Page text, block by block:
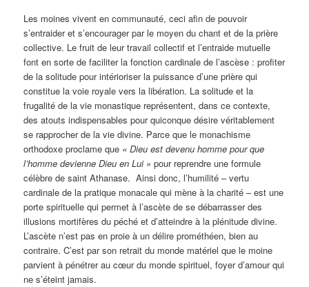
Les moines vivent en communauté, ceci afin de pouvoir
s’entraider et s’encourager par le moyen du chant et de la prière
collective. Le fruit de leur travail collectif et l’entraide mutuelle
font en sorte de faciliter la fonction cardinale de l’ascèse : profiter
de la solitude pour intérioriser la puissance d’une prière qui
constitue la voie royale vers la libération. La solitude et la
frugalité de la vie monastique représentent, dans ce contexte,
des atouts indispensables pour quiconque désire véritablement
se rapprocher de la vie divine. Parce que le monachisme
orthodoxe proclame que « Dieu est devenu homme pour que
l’homme devienne Dieu en Lui » pour reprendre une formule
célèbre de saint Athanase. Ainsi donc, l’humilité – vertu
cardinale de la pratique monacale qui mène à la charité – est une
porte spirituelle qui permet à l’ascète de se débarrasser des
illusions mortifères du péché et d’atteindre à la plénitude divine.
L’ascète n’est pas en proie à un délire prométhéen, bien au
contraire. C’est par son retrait du monde matériel que le moine
parvient à pénétrer au cœur du monde spirituel, foyer d’amour qui
ne s’éteint jamais.